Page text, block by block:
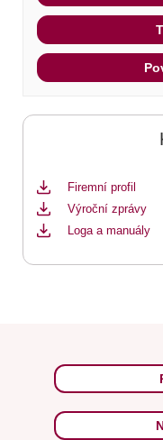
Firemní profil
Výroční zprávy
Loga a manuály